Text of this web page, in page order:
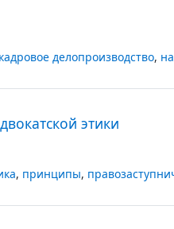
кадровое делопроизводство,
этики
, принципы,